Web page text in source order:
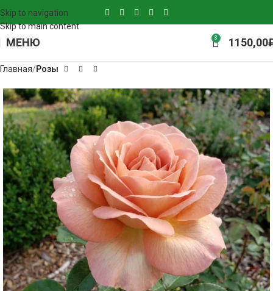
Skip to navigation
Skip to main content
МЕНЮ 3 1150,00
Главная Розы